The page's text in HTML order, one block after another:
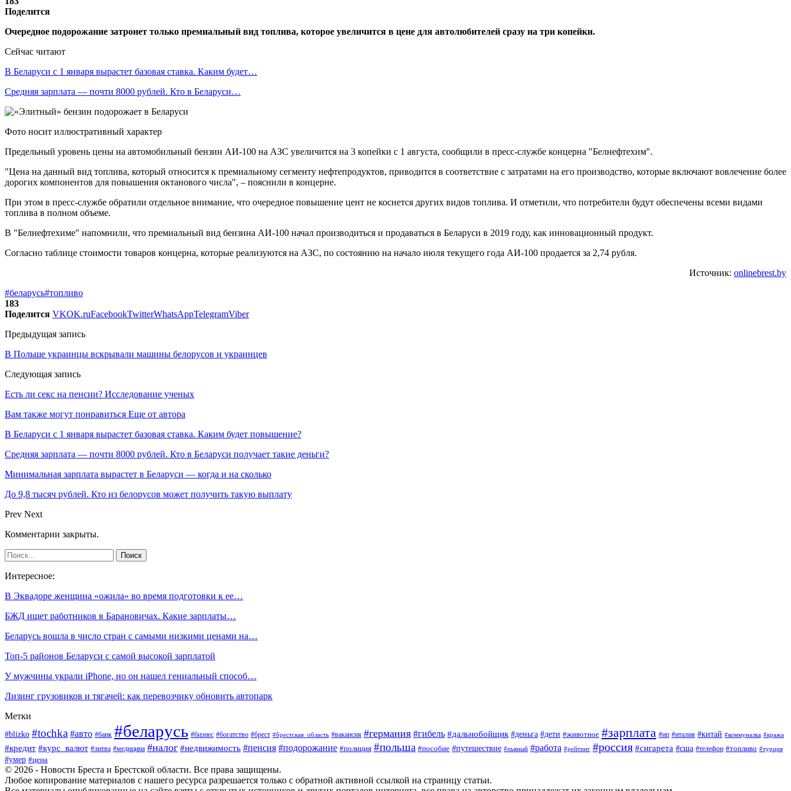
Поделится
Очередное подорожание затронет только премиальный вид топлива, которое увеличится в цене для автолюбителей сразу на три копейки.
Сейчас читают
В Беларуси с 1 января вырастет базовая ставка. Каким будет…
Средняя зарплата — почти 8000 рублей. Кто в Беларуси…
Фото носит иллюстративный характер
Предельный уровень цены на автомобильный бензин АИ-100 на АЗС увеличится на 3 копейки с 1 августа, сообщили в пресс-службе концерна "Белнефтехим".
"Цена на данный вид топлива, который относится к премиальному сегменту нефтепродуктов, приводится в соответствие с затратами на его производство, которые включают вовлечение более
дорогих компонентов для повышения октанового числа", – пояснили в концерне.
При этом в пресс-службе обратили отдельное внимание, что очередное повышение цент не коснется других видов топлива. И отметили, что потребители будут обеспечены всеми видами
топлива в полном объеме.
В "Белнефтехиме" напомнили, что премиальный вид бензина АИ-100 начал производиться и продаваться в Беларуси в 2019 году, как инновационный продукт.
Согласно таблице стоимости товаров концерна, которые реализуются на АЗС, по состоянию на начало июля текущего года АИ-100 продается за 2,74 рубля.
Источник: onlinebrest.by
#беларусь#топливо
183
Поделится VKOK.ruFacebookTwitterWhatsAppTelegramViber
Предыдущая запись
В Польше украинцы вскрывали машины белорусов и украинцев
Следующая запись
Есть ли секс на пенсии? Исследование ученых
Вам также могут понравиться Еще от автора
В Беларуси с 1 января вырастет базовая ставка. Каким будет повышение?
Средняя зарплата — почти 8000 рублей. Кто в Беларуси получает такие деньги?
Минимальная зарплата вырастет в Беларуси — когда и на сколько
До 9,8 тысяч рублей. Кто из белорусов может получить такую выплату
Prev Next
Комментарии закрыты.
Интересное:
В Эквадоре женщина «ожила» во время подготовки к ее…
БЖД ищет работников в Барановичах. Какие зарплаты…
Беларусь вошла в число стран с самыми низкими ценами на…
Топ-5 районов Беларуси с самой высокой зарплатой
У мужчины украли iPhone, но он нашел гениальный способ…
Лизинг грузовиков и тягачей: как перевозчику обновить автопарк
Метки
#blizko #tochka #авто #банк #беларусь #бизнес #богатство #брест #брестская_область #вакансия #германия #гибель #дальнобойщик #деньга #дети #животное #зарплата #ип #италия #китай #коммуналка #кража
#кредит #курс_валют #литва #медицина #налог #недвижимость #пенсия #подорожание #полиция #польша #пособие #путешествие #пьяный #работа #рейтинг #россия #сигарета #сша #телефон #топливо #турция
#умер #цена
© 2026 - Новости Бреста и Брестской области. Все права защищены.
Любое копирование материалов с нашего ресурса разрешается только с обратной активной ссылкой на страницу статьи.